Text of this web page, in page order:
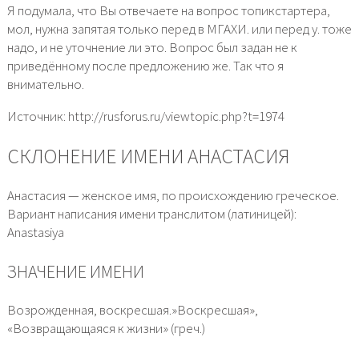
Я подумала, что Вы отвечаете на вопрос топикстартера,
мол, нужна запятая только перед в МГАХИ. или перед у. тоже
надо, и не уточнение ли это. Вопрос был задан не к
приведённому после предложению же. Так что я
внимательно.
Источник: http://rusforus.ru/viewtopic.php?t=1974
СКЛОНЕНИЕ ИМЕНИ АНАСТАСИЯ
Анастасия — женское имя, по происхождению греческое.
Вариант написания имени транслитом (латиницей):
Anastasiya
ЗНАЧЕНИЕ ИМЕНИ
Возрожденная, воскресшая.»Воскресшая»,
«Возвращающаяся к жизни» (греч.)